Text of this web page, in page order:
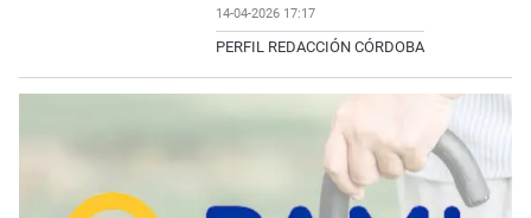
14-04-2026 17:17
PERFIL REDACCIÓN CÓRDOBA